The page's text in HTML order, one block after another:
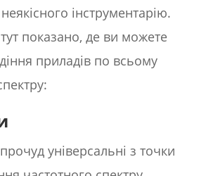
інструментарію.
показано, де ви можете
приладів по всьому
універсальні з точки